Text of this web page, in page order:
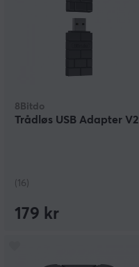
8Bitdo
Trådløs USB Adapter V2
(16)
179 kr